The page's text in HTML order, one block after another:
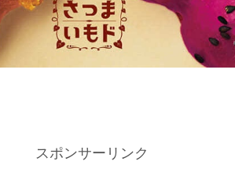
スポンサーリンク